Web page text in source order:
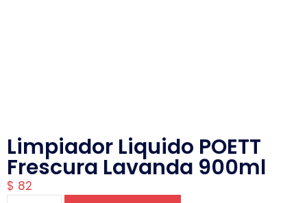
Limpiador Liquido POETT
Frescura Lavanda 900ml
$ 82